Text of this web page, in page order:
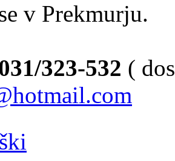
v Prekmurju.
323-532 (